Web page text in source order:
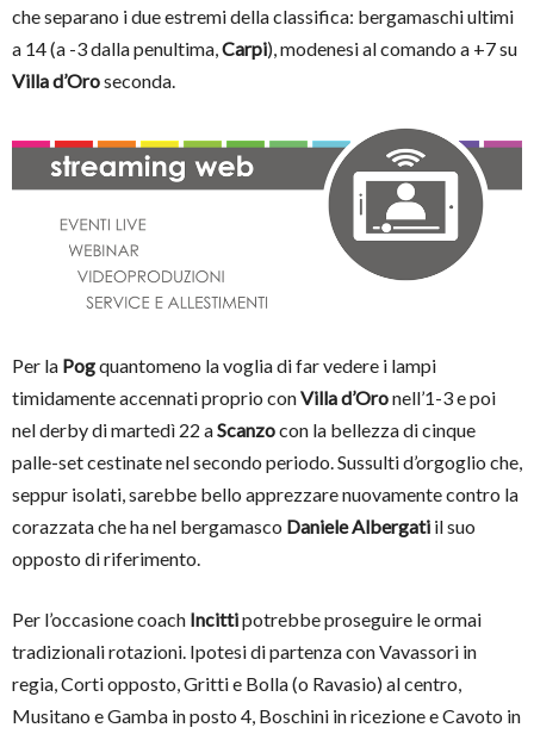
che separano i due estremi della classifica: bergamaschi ultimi
a 14 (a -3 dalla penultima,Carpi), modenesi al comando a +7 su
Villa d’Oroseconda.
Per la Pogquantomeno la voglia di far vedere i lampi
timidamente accennati proprio conVilla d’Oronell’1-3 e poi
nel derby di martedì 22 aScanzocon la bellezza di cinque
palle-set cestinate nel secondo periodo. Sussulti d’orgoglio che,
seppur isolati, sarebbe bello apprezzare nuovamente contro la
corazzata che ha nel bergamasco Daniele Albergati il suo
opposto di riferimento.
Per l’occasione coach Incittipotrebbe proseguire le ormai
tradizionali rotazioni. Ipotesi di partenza con Vavassori in
regia, Corti opposto, Gritti e Bolla (o Ravasio) al centro,
Musitano e Gamba in posto 4, Boschini in ricezione e Cavoto in